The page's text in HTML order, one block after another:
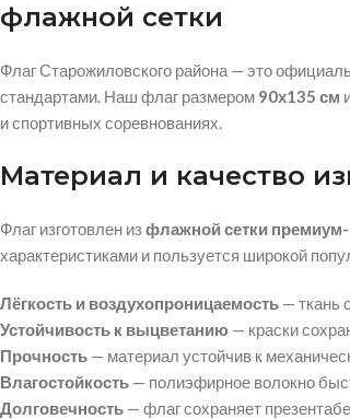
флажной сетки
Флаг Старожиловского района — это
стандартами. Наш флаг размером 90х135 см
и спортивных соревнованиях.
Материал и качество
Флаг изготовлен изфлажной сетки премиум-
характеристиками и пользуется широкой
Лёгкость и воздухопроницаемость — ткань
Устойчивость к выцветанию — краски
Прочность — материал устойчив к
Влагостойкость — полиэфирное волокно
Долговечность — флаг сохраняет